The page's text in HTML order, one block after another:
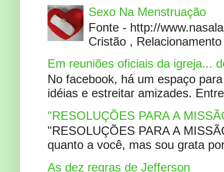
Sexo Na Menstruação
Fonte - http://
Cristão ,
Em reuniões oficiais da igreja...
No facebook, há um espaço
idéias e estreitar amizades.
"RESOLUÇÕES PARA A
"RESOLUÇÕES PARA A
quanto a você, mas sou grata
As dez regras de Jefferson